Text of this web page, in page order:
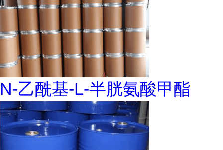
N-乙酰基-L-半胱氨酸甲酯